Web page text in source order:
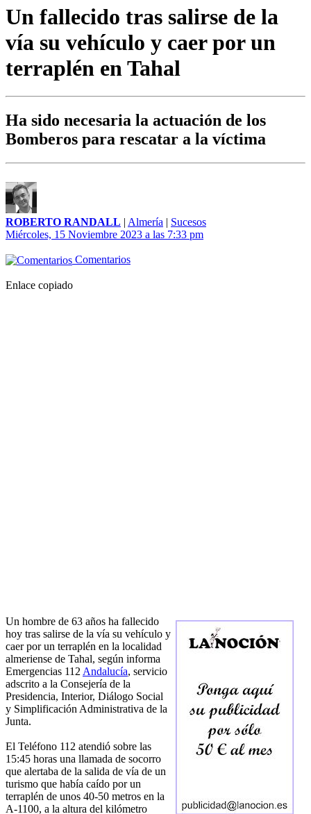
Un fallecido tras salirse de la
vía su vehículo y caer por un
terraplén en Tahal
Ha sido necesaria la actuación de los
Bomberos para rescatar a la víctima
ROBERTO RANDALL | Almería | Sucesos
Miércoles, 15 Noviembre 2023 a las 7:33 pm
Comentarios
Enlace copiado
Un hombre de 63 años ha fallecido
hoy tras salirse de la vía su vehículo y
caer por un terraplén en la localidad
almeriense de Tahal, según informa
Emergencias 112 Andalucía, servicio
adscrito a la Consejería de la
Presidencia, Interior, Diálogo Social
y Simplificación Administrativa de la
Junta.
El Teléfono 112 atendió sobre las
15:45 horas una llamada de socorro
que alertaba de la salida de vía de un
turismo que había caído por un
terraplén de unos 40-50 metros en la
A-1100, a la altura del kilómetro